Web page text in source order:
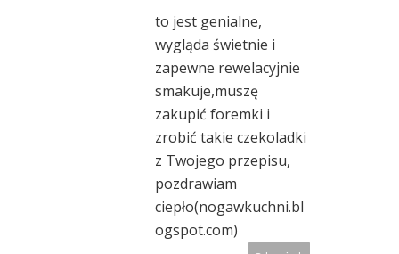
to jest genialne,
wygląda świetnie i
zapewne rewelacyjnie
smakuje,muszę
zakupić foremki i
zrobić takie czekoladki
z Twojego przepisu,
pozdrawiam
ciepło(nogawkuchni.bl
ogspot.com)